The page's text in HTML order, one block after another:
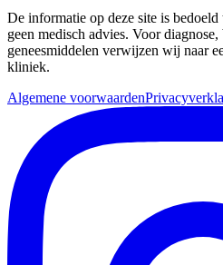
De informatie op deze site is
geen medisch advies. Voor
geneesmiddelen verwijzen wij naar
kliniek.
Algemene voorwaarden